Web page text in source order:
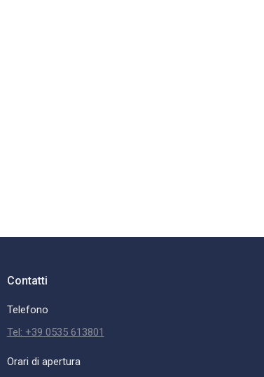
Contatti
Telefono
Tel: +39 0535 613801
Orari di apertura